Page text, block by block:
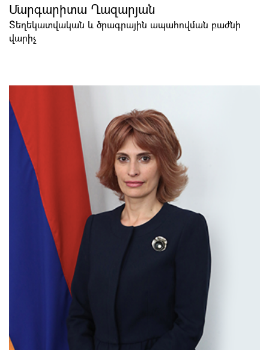
Մարգարիտա Ղազարյան
Տեղեկատվական և ծրագրային ապահովման բաժնի
վարիչ